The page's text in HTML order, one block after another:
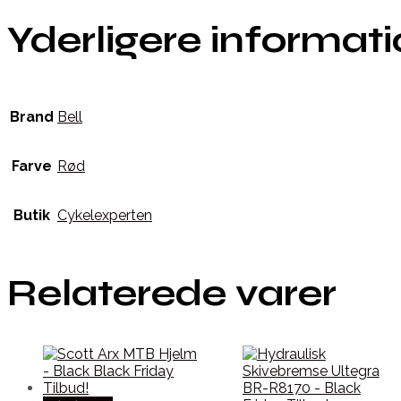
Yderligere
Brand Bell
Farve Rød
Butik Cykelexperten
Relaterede varer